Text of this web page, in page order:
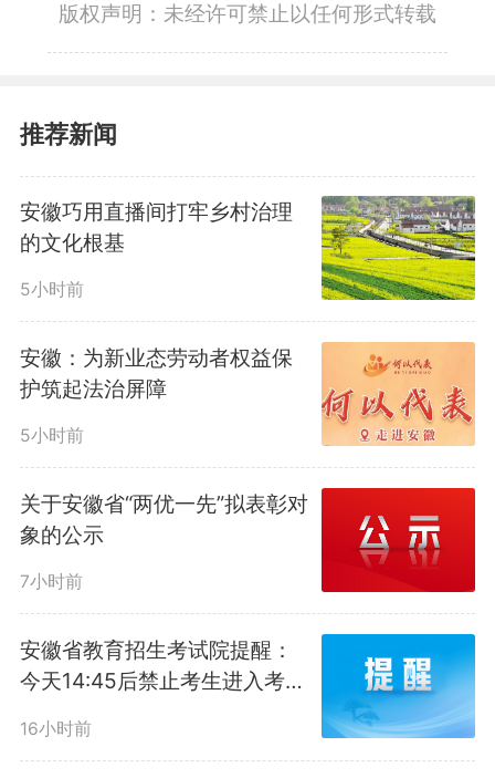
版权声明：未经许可禁止以任何形式转载
推荐新闻
安徽巧用直播间打牢乡村治理
的文化根基
5小时前
安徽：为新业态劳动者权益保
护筑起法治屏障
5小时前
关于安徽省“两优一先”拟表彰对
象的公示
7小时前
安徽省教育招生考试院提醒：
今天14:45后禁止考生进入考
前到
16小时前